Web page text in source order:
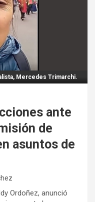
Mercedes Trimarchi.
ante
de
asuntos de
Ordoñez, anunció